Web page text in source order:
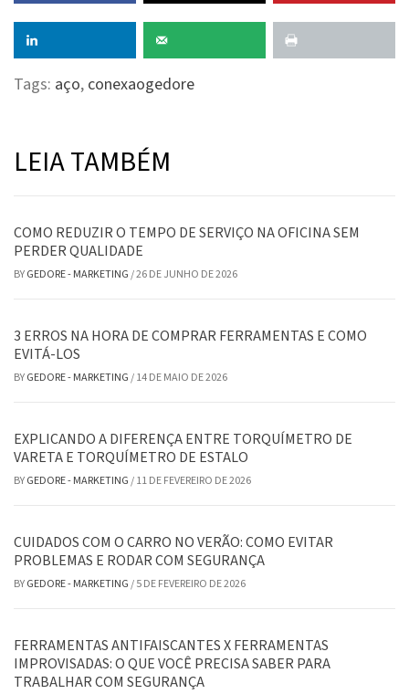
Tags: aço, conexaogedore
LEIA TAMBÉM
COMO REDUZIR O TEMPO DE SERVIÇO NA OFICINA SEM
PERDER QUALIDADE
BYGEDORE - MARKETING/26 DE JUNHO DE 2026
3 ERROS NA HORA DE COMPRAR FERRAMENTAS E COMO
EVITÁ-LOS
BYGEDORE - MARKETING/14 DE MAIO DE 2026
EXPLICANDO A DIFERENÇA ENTRE TORQUÍMETRO DE
VARETA E TORQUÍMETRO DE ESTALO
BYGEDORE - MARKETING/11 DE FEVEREIRO DE 2026
CUIDADOS COM O CARRO NO VERÃO: COMO EVITAR
PROBLEMAS E RODAR COM SEGURANÇA
BYGEDORE - MARKETING/5 DE FEVEREIRO DE 2026
FERRAMENTAS ANTIFAISCANTES X FERRAMENTAS
IMPROVISADAS: O QUE VOCÊ PRECISA SABER PARA
TRABALHAR COM SEGURANÇA